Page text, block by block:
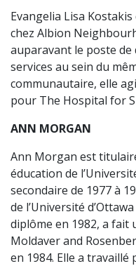
Evangelia Lisa
chez Albion
auparavant le poste
services au sein du
communautaire, elle
pour The Hospital for
ANN MORGAN
Ann Morgan est
éducation de
secondaire de 1977 à
de l’Université
diplôme en 1982, a fait
Moldaver and
en 1984. Elle a